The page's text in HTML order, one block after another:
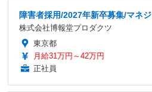
障害者採用/2027年新卒募集/マネ
株式会社博報堂プロダクツ
東京都
月給31万円～42万円
正社員